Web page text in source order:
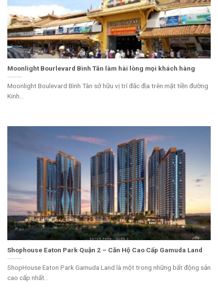
Moonlight Bourlevard Bình Tân làm hài lòng mọi khách hàng
Moonlight Boulevard Bình Tân sở hữu vị trí đắc địa trên mặt tiền đường
Kinh...
Shophouse Eaton Park Quận 2 – Căn Hộ Cao Cấp Gamuda Land
ShopHouse Eaton Park Gamuda Land là một trong những bất động sản
cao cấp nhất...